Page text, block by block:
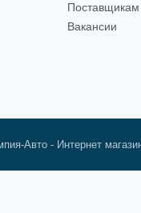
Поставщикам
Вакансии
Авто - Интернет